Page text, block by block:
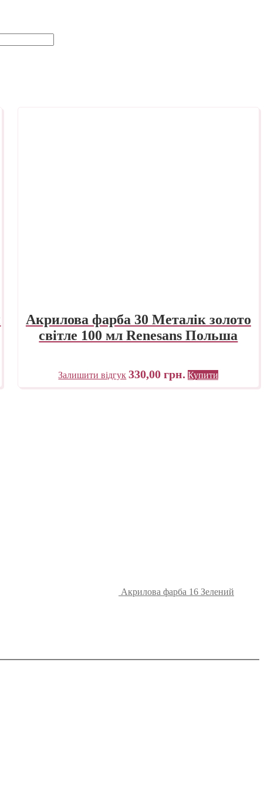
Акрилова фарба 30 Металік золото
світле 100 мл Renesans Польша
Залишити відгук 330,00грн. Купити
Акрилова фарба 16 Зелений